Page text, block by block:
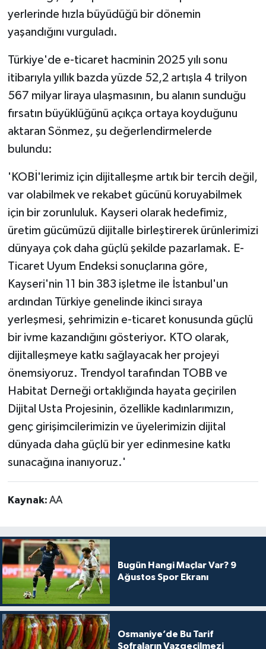
yerlerinde hızla büyüdüğü bir dönemin
yaşandığını vurguladı.
Türkiye'de e-ticaret hacminin 2025 yılı sonu
itibarıyla yıllık bazda yüzde 52,2 artışla 4 trilyon
567 milyar liraya ulaşmasının, bu alanın sunduğu
fırsatın büyüklüğünü açıkça ortaya koyduğunu
aktaran Sönmez, şu değerlendirmelerde
bulundu:
'KOBİ'lerimiz için dijitalleşme artık bir tercih değil,
var olabilmek ve rekabet gücünü koruyabilmek
için bir zorunluluk. Kayseri olarak hedefimiz,
üretim gücümüzü dijitalle birleştirerek ürünlerimizi
dünyaya çok daha güçlü şekilde pazarlamak. E-
Ticaret Uyum Endeksi sonuçlarına göre,
Kayseri'nin 11 bin 383 işletme ile İstanbul'un
ardından Türkiye genelinde ikinci sıraya
yerleşmesi, şehrimizin e-ticaret konusunda güçlü
bir ivme kazandığını gösteriyor. KTO olarak,
dijitalleşmeye katkı sağlayacak her projeyi
önemsiyoruz. Trendyol tarafından TOBB ve
Habitat Derneği ortaklığında hayata geçirilen
Dijital Usta Projesinin, özellikle kadınlarımızın,
genç girişimcilerimizin ve üyelerimizin dijital
dünyada daha güçlü bir yer edinmesine katkı
sunacağına inanıyoruz.'
Kaynak: AA
Bugün Hangi Maçlar Var? 9
Ağustos Spor Ekranı
Osmaniye’de Bu Tarif
Sofraların Vazgeçilmezi